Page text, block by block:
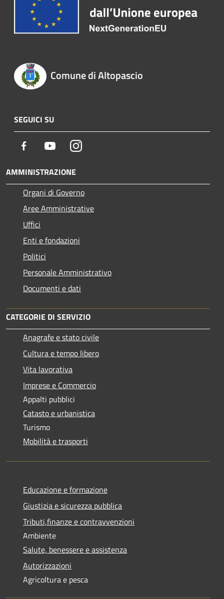
Comune di Altopascio
SEGUICI SU
Facebook YoutubeInstagram
AMMINISTRAZIONE
Organi di Governo
Aree Amministrative
Uffici
Enti e fondazioni
Politici
Personale Amministrativo
Documenti e dati
CATEGORIE DI SERVIZIO
Anagrafe e stato civile
Cultura e tempo libero
Vita lavorativa
Imprese e Commercio
Appalti pubblici
Catasto e urbanistica
Turismo
Mobilità e trasporti
Educazione e formazione
Giustizia e sicurezza pubblica
Tributi,finanze e contravvenzioni
Ambiente
Salute, benessere e assistenza
Autorizzazioni
Agricoltura e pesca